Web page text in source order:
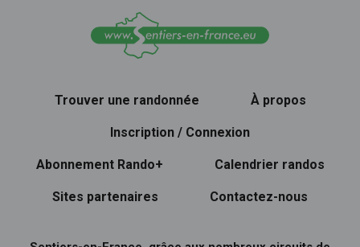
Trouver une randonnée À propos
Inscription / Connexion
Abonnement Rando+ Calendrier randos
Sites partenaires Contactez-nous